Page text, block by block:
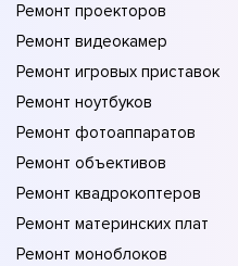
Ремонт проекторов
Ремонт видеокамер
Ремонт игровых приставок
Ремонт ноутбуков
Ремонт фотоаппаратов
Ремонт объективов
Ремонт квадрокоптеров
Ремонт материнских плат
Ремонт моноблоков